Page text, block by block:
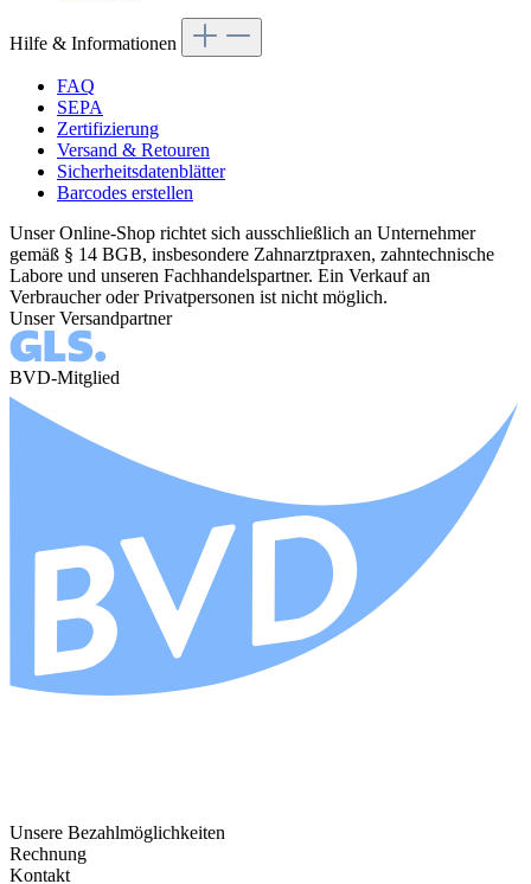
Hilfe & Informationen
FAQ
SEPA
Zertifizierung
Versand & Retouren
Sicherheitsdatenblätter
Barcodes erstellen
Unser Online-Shop richtet sich ausschließlich an Unternehmer
gemäß § 14 BGB, insbesondere Zahnarztpraxen, zahntechnische
Labore und unseren Fachhandelspartner. Ein Verkauf an
Verbraucher oder Privatpersonen ist nicht möglich.
Unser Versandpartner
BVD-Mitglied
Unsere Bezahlmöglichkeiten
Rechnung
Kontakt